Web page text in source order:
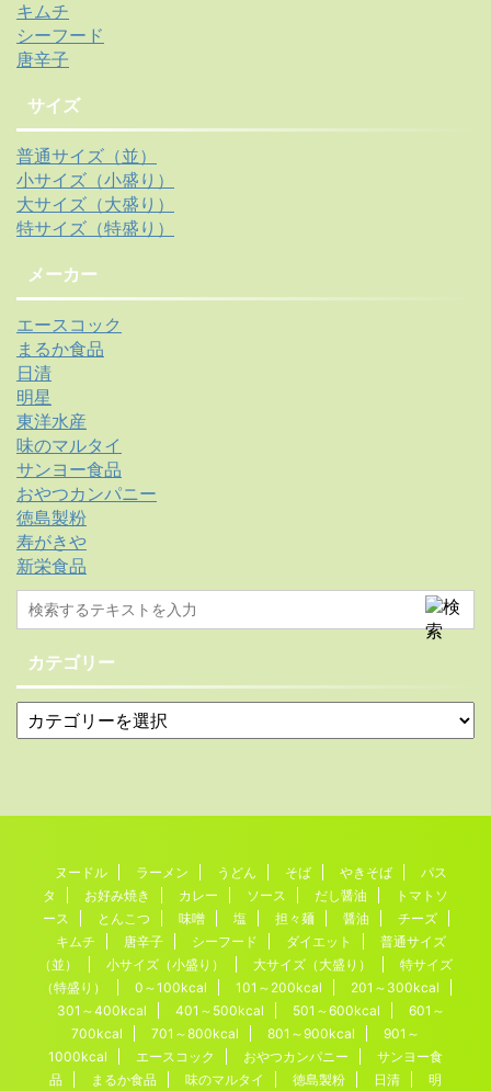
キムチ
シーフード
唐辛子
サイズ
普通サイズ（並）
小サイズ（小盛り）
大サイズ（大盛り）
特サイズ（特盛り）
メーカー
エースコック
まるか食品
日清
明星
東洋水産
味のマルタイ
サンヨー食品
おやつカンパニー
徳島製粉
寿がきや
新栄食品
カテゴリー
ヌードル ラーメン うどん そば やきそば
パス
タ
お好み焼き カレー ソース だし醤油
トマトソ
ース
とんこつ 味噌 塩 担々麺 醤油
チーズ
キムチ
唐辛子 シーフード ダイエット
普通サイズ
（並）
小サイズ（小盛り） 大サイズ（大盛り）
特サイズ
（特盛り）
0～100kcal 101～200kcal
201～300kcal
301～400kcal
401～500kcal 501～600kcal
601～
700kcal
701～800kcal 801～900kcal
901～
1000kcal
エースコック おやつカンパニー
サンヨー食
品
まるか食品 味のマルタイ 徳島製粉 日清 明